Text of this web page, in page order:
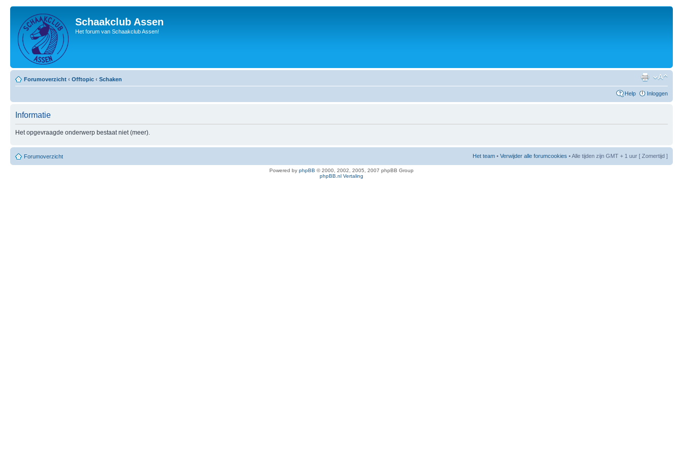
Schaakclub Assen
Het forum van Schaakclub Assen!
Forumoverzicht ‹ Offtopic ‹ Schaken
Help Inloggen
Informatie
Het opgevraagde onderwerp bestaat niet (meer).
Forumoverzicht Het team • Verwijder alle forumcookies • Alle tijden zijn GMT + 1 uur [ Zomertijd ]
Powered by phpBB © 2000, 2002, 2005, 2007 phpBB Group
phpBB.nl Vertaling